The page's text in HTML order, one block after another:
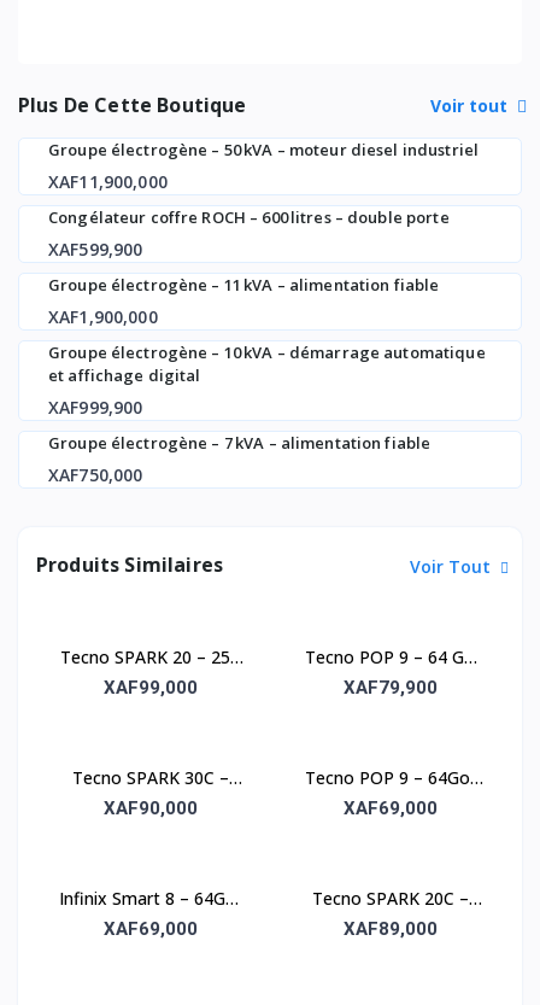
Plus De Cette Boutique Voir tout
Groupe électrogène – 50 kVA – moteur diesel industriel
XAF11,900,000
Congélateur coffre ROCH – 600 litres – double porte
XAF599,900
Groupe électrogène – 11 kVA – alimentation fiable
XAF1,900,000
Groupe électrogène – 10 kVA – démarrage automatique
et affichage digital
XAF999,900
Groupe électrogène – 7 kVA – alimentation fiable
XAF750,000
Produits Similaires Voir Tout
Tecno SPARK 20 – 256
Go, 8 Go RAM, écran
XAF99,000
Tecno POP 9 – 64 Go
de stockage, 3 Go de
XAF79,900
Tecno SPARK 30C –
128Go, RAM 4Go, écran
XAF90,000
Tecno POP 9 – 64Go,
RAM 3Go, écran 6.6’’
XAF69,000
Infinix Smart 8 – 64Go,
RAM 4Go, écran 6.6’’
XAF69,000
Tecno SPARK 20C –
256Go, RAM 4Go, écran
XAF89,000